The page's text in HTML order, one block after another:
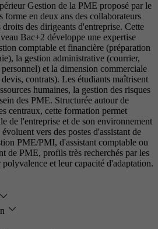
Gestion de la PME proposé par le
en deux ans des collaborateurs
des dirigeants d'entreprise. Cette
Bac+2 développe une expertise
comptable et financière (préparation
la gestion administrative (courrier,
et la dimension commerciale
contrats). Les étudiants maîtrisent
humaines, la gestion des risques
des PME. Structurée autour de
centraux, cette formation permet
de l'entreprise et de son environnement
vers des postes d'assistant de
PME/PMI, d'assistant comptable ou
de PME, profils très recherchés par les
et leur capacité d'adaptation.